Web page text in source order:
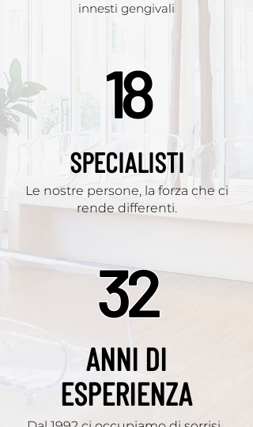
innesti gengivali
18
SPECIALISTI
Le nostre persone, la forza che ci
rende differenti.
32
ANNI DI
ESPERIENZA